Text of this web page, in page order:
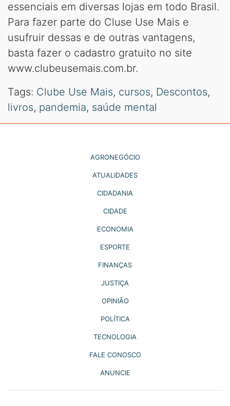
essenciais em diversas lojas em todo Brasil.
Para fazer parte do Cluse Use Mais e
usufruir dessas e de outras vantagens,
basta fazer o cadastro gratuito no site
www.clubeusemais.com.br.
Tags: Clube Use Mais, cursos, Descontos,
livros, pandemia, saúde mental
AGRONEGÓCIO
ATUALIDADES
CIDADANIA
CIDADE
ECONOMIA
ESPORTE
FINANÇAS
JUSTIÇA
OPINIÃO
POLÍTICA
TECNOLOGIA
FALE CONOSCO
ANUNCIE